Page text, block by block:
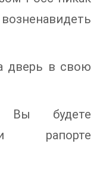
дверь в свою
Вы будете
рапорте